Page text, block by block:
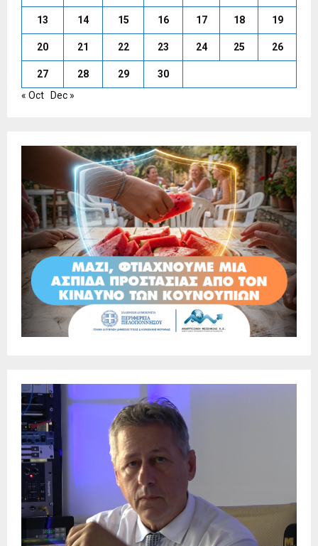
13 14 15 16 17 18 19
20 21 22 23 24 25 26
27 28 29
30
« Oct
Dec »